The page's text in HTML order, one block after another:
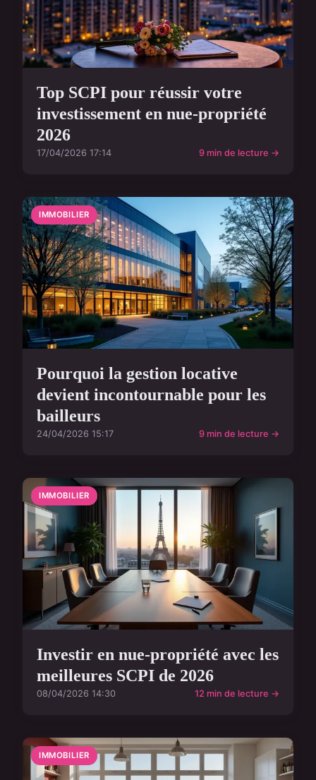
Top SCPI pour réussir votre
investissement en nue-propriété
2026
17/04/2026 17:14 9 min de lecture →
IMMOBILIER
Pourquoi la gestion locative
devient incontournable pour les
bailleurs
24/04/2026 15:17 9 min de lecture →
IMMOBILIER
Investir en nue-propriété avec les
meilleures SCPI de 2026
08/04/2026 14:30 12 min de lecture →
IMMOBILIER